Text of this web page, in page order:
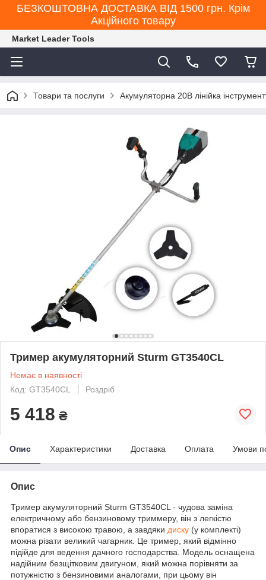
БЕЗКОШТОВНА ДОСТАВКА ВІД 1500 грн. Крім
Акційного товару
Market Leader Tools
Товари та послуги Акумуляторна 20В лінійка
Тример акумуляторний Sturm GT3540CL
Немає в наявності
Код: GT3540CL
Роздріб
5 418 ₴
Опис Характеристики Доставка Оплата Умови
Опис
Тример акумуляторний Sturm GT3540CL - чудова заміна
електричному або бензиновому триммеру, він з легкістю
впоратися з високою травою, а завдяки диску (у комплекті)
можна різати великий чагарник. Це тример, який відмінно
підійде для ведення дачного господарства. Модель оснащена
надійним безщітковим двигуном, який можна порівняти за
потужністю з бензиновими аналогами, при цьому він